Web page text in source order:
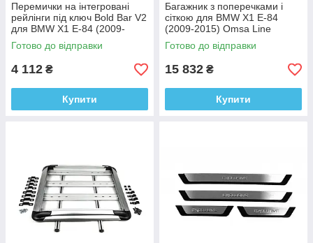
Перемички на інтегровані
рейлінги під ключ Bold Bar V2
для BMW X1 E-84 (2009-
2015) Omsa Line Алюміній +
пластик (2 шт)
Готово до відправки
4 112 ₴
Купити
Багажник з поперечками і
сіткою для BMW X1 E-84
(2009-2015) Omsa Line
Алюміній
Готово до відправки
15 832 ₴
Купити